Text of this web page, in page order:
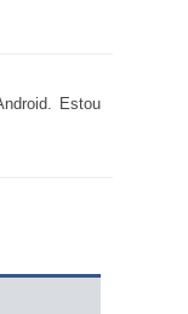
Estou